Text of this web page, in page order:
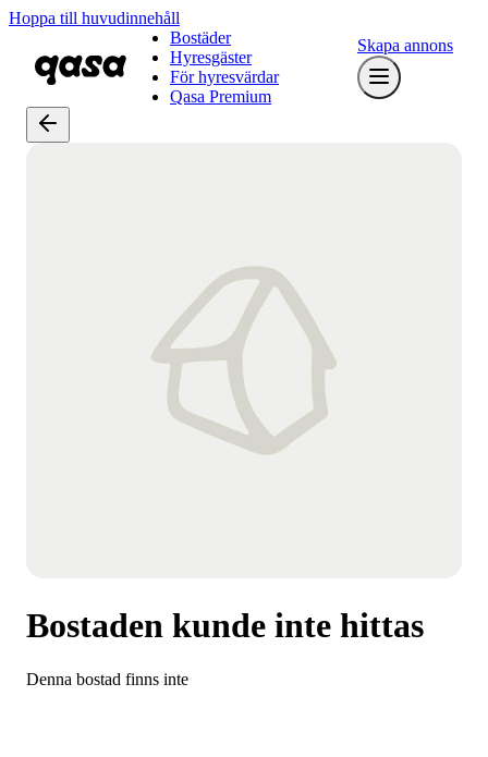
Hoppa till huvudinnehåll
Bostäder
Hyresgäster
För hyresvärdar
Qasa Premium
Skapa annons
Bostaden kunde inte hittas
Denna bostad finns inte